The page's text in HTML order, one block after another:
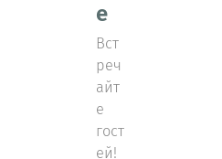
е
Вст
реч
айт
е
гост
ей!